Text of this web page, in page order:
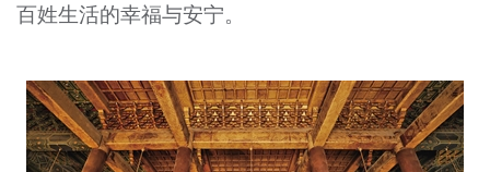
百姓生活的幸福与安宁。